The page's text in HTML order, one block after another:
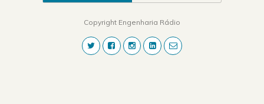
Copyright Engenharia Rádio